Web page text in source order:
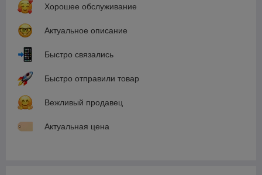
Хорошее обслуживание
Актуальное описание
Быстро связались
Быстро отправили товар
Вежливый продавец
Актуальная цена